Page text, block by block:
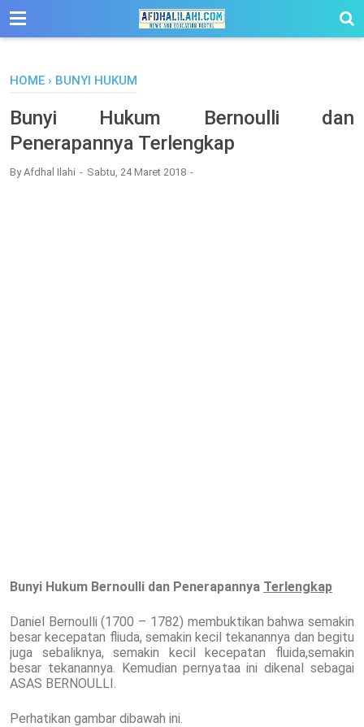
-->
HOME › BUNYI HUKUM
Bunyi Hukum Bernoulli dan
Penerapannya Terlengkap
ByAfdhal Ilahi Sabtu, 24 Maret 2018
Bunyi Hukum Bernoulli dan Penerapannya Terlengkap
Daniel Bernoulli (1700 – 1782) membuktikan bahwa semakin
besar kecepatan fliuda, semakin kecil tekanannya dan begitu
juga sebaliknya, semakin kecil kecepatan fluida,semakin
besar tekanannya. Kemudian pernyataa ini dikenal sebagai
ASAS BERNOULLI.
Perhatikan gambar dibawah ini.